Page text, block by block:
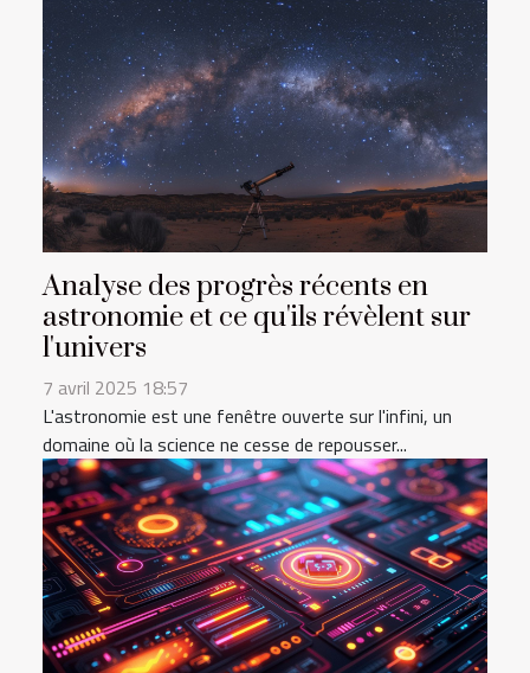
Analyse des progrès récents en
astronomie et ce qu'ils révèlent sur
l'univers
7 avril 2025 18:57
L'astronomie est une fenêtre ouverte sur l'infini, un
domaine où la science ne cesse de repousser...